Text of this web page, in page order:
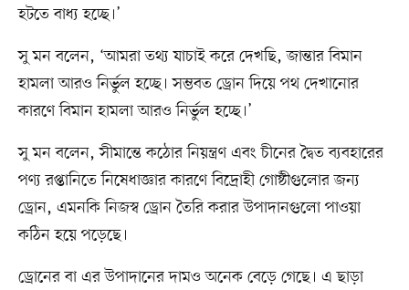
হটতে বাধ্য হচ্ছে।’
সু মন বলেন, ‘আমরা তথ্য যাচাই করে দেখছি, জান্তার বিমান
হামলা আরও নির্ভুল হচ্ছে। সম্ভবত ড্রোন দিয়ে পথ দেখানোর
কারণে বিমান হামলা আরও নির্ভুল হচ্ছে।’
সু মন বলেন, সীমান্তে কঠোর নিয়ন্ত্রণ এবং চীনের দ্বৈত ব্যবহারের
পণ্য রপ্তানিতে নিষেধাজ্ঞার কারণে বিদ্রোহী গোষ্ঠীগুলোর জন্য
ড্রোন, এমনকি নিজস্ব ড্রোন তৈরি করার উপাদানগুলো পাওয়া
কঠিন হয়ে পড়েছে।
ড্রোনের বা এর উপাদানের দামও অনেক বেড়ে গেছে। এ ছাড়া